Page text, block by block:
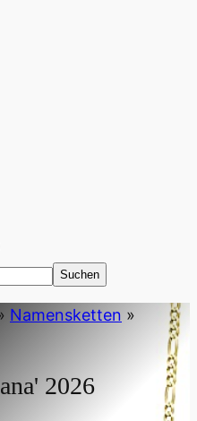
Namensketten »
2026